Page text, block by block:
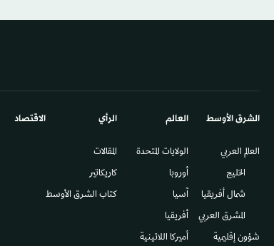
الشرق الأوسط​
العالم العربي
الخليج
شمال أفريقيا
المشرق العربي
شؤون إقليمية
العالم
الولايات المتحدة
أوروبا
آسيا
أفريقيا
أميركا اللاتينية
الرأي
المقالات
كاريكاتير
كتاب الشرق الأوسط
الاقتصاد